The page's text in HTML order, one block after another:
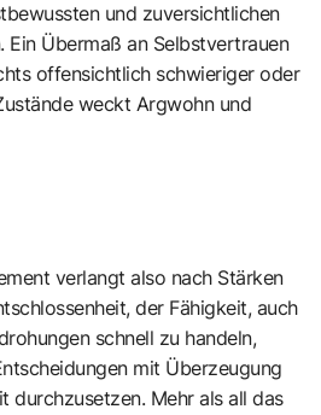
und zuversichtlichen
Ein Übermaß an Selbstvertrauen
offensichtlich schwieriger oder
weckt Argwohn und
verlangt also nach Stärken
der Fähigkeit, auch
schnell zu handeln,
mit Überzeugung
durchzusetzen. Mehr als all das